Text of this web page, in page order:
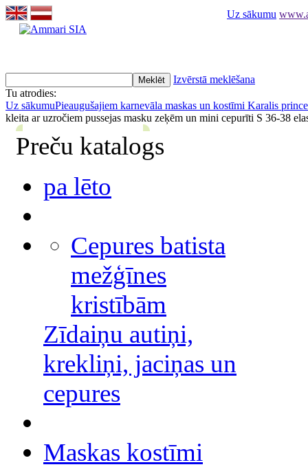
Uz sākumu
Izvērstā meklēšana
Tu atrodies:
Uz sākumuPieaugušajiem karnevāla maskas un kostīmi Karalis
kleita ar uzročiem pussejas masku zeķēm un mini cepurīti S 36-38
Preču katalogs
pa lēto
Cepures batista
mežģīnes
kristībām
Zīdaiņu autiņi,
krekliņi, jaciņas un
cepures
Maskas kostīmi